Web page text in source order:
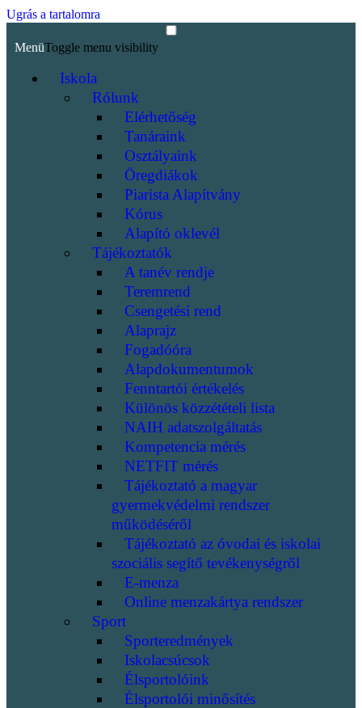
Ugrás a tartalomra
MenüToggle menu visibility
Iskola
Rólunk
Elérhetőség
Tanáraink
Osztályaink
Öregdiákok
Piarista Alapítvány
Kórus
Alapító oklevél
Tájékoztatók
A tanév rendje
Teremrend
Csengetési rend
Alaprajz
Fogadóóra
Alapdokumentumok
Fenntartói értékelés
Különös közzétételi lista
NAIH adatszolgáltatás
Kompetencia mérés
NETFIT mérés
Tájékoztató a magyar
gyermekvédelmi rendszer
működéséről
Tájékoztató az óvodai és iskolai
szociális segítő tevékenységről
E-menza
Online menzakártya rendszer
Sport
Sporteredmények
Iskolacsúcsok
Élsportolóink
Élsportolói minősítés